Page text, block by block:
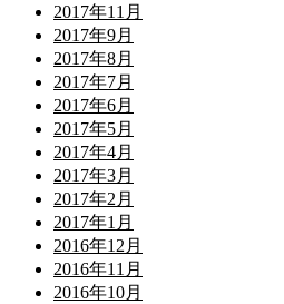
2017年11月
2017年9月
2017年8月
2017年7月
2017年6月
2017年5月
2017年4月
2017年3月
2017年2月
2017年1月
2016年12月
2016年11月
2016年10月